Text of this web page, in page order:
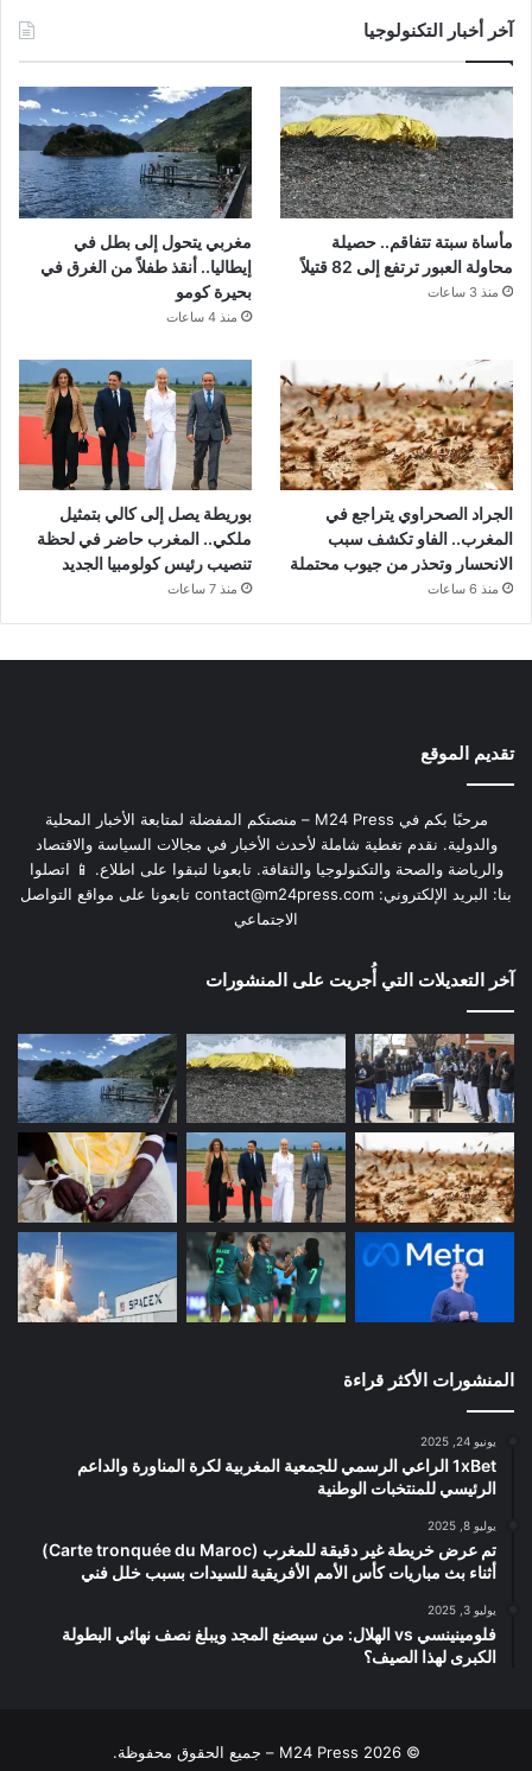
آخر أخبار التكنولوجيا
مأساة سبتة تتفاقم.. حصيلة
محاولة العبور ترتفع إلى 82 قتيلاً
منذ 3 ساعات
مغربي يتحول إلى بطل في
إيطاليا.. أنقذ طفلاً من الغرق في
بحيرة كومو
منذ 4 ساعات
الجراد الصحراوي يتراجع في
المغرب.. الفاو تكشف سبب
الانحسار وتحذر من جيوب محتملة
منذ 6 ساعات
بوريطة يصل إلى كالي بتمثيل
ملكي.. المغرب حاضر في لحظة
تنصيب رئيس كولومبيا الجديد
منذ 7 ساعات
تقديم الموقع
مرحبًا بكم في M24 Press – منصتكم المفضلة لمتابعة الأخبار المحلية
والدولية. نقدم تغطية شاملة لأحدث الأخبار في مجالات السياسة والاقتصاد
والرياضة والصحة والتكنولوجيا والثقافة. تابعونا لتبقوا على اطلاع. 📱 اتصلوا
بنا: البريد الإلكتروني: contact@m24press.com تابعونا على مواقع التواصل
الاجتماعي
آخر التعديلات التي أُجريت على المنشورات
المنشورات الأكثر قراءة
يونيو 24, 2025
1xBet الراعي الرسمي للجمعية المغربية لكرة المناورة والداعم
الرئيسي للمنتخبات الوطنية
يوليو 8, 2025
تم عرض خريطة غير دقيقة للمغرب (Carte tronquée du Maroc)
أثناء بث مباريات كأس الأمم الأفريقية للسيدات بسبب خلل فني
يوليو 3, 2025
فلومينينسي vs الهلال: من سيصنع المجد ويبلغ نصف نهائي البطولة
الكبرى لهذا الصيف؟
© 2026 M24 Press – جميع الحقوق محفوظة.